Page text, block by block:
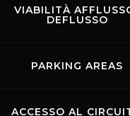
VIABILITÀ
DEFLUSSO
PARKING AREAS
ACCESSO AL
anno il progetto
iniziative e sono
solidarietà e di
delle categorie
raccolta di